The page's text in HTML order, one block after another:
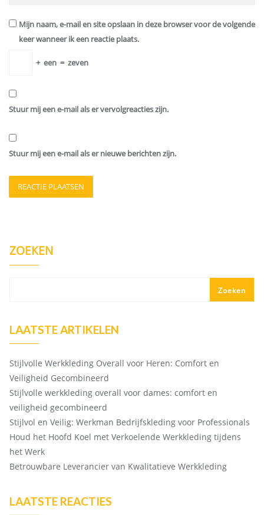
Mijn naam, e-mail en site opslaan in deze browser voor de volgende
keer wanneer ik een reactie plaats.
+ een = zeven
Stuur mij een e-mail als er vervolgreacties zijn.
Stuur mij een e-mail als er nieuwe berichten zijn.
ZOEKEN
Zoeken
LAATSTE ARTIKELEN
Stijlvolle Werkkleding Overall voor Heren: Comfort en
Veiligheid Gecombineerd
Stijlvolle werkkleding overall voor dames: comfort en
veiligheid gecombineerd
Stijlvol en Veilig: Werkman Bedrijfskleding voor Professionals
Houd het Hoofd Koel met Verkoelende Werkkleding tijdens
het Werk
Betrouwbare Leverancier van Kwalitatieve Werkkleding
LAATSTE REACTIES